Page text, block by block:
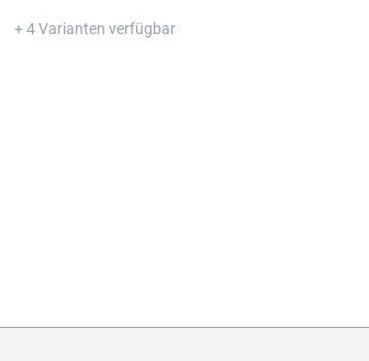
+ 4 Varianten verfügbar